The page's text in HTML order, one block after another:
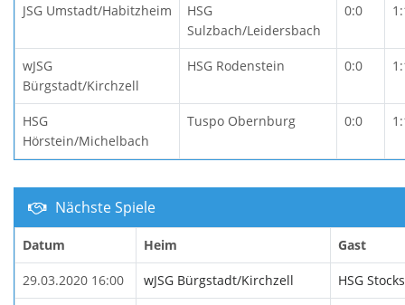
JSG Umstadt/Habitzheim
HSG
Sulzbach/Leidersbach
0:0
wJSG
Bürgstadt/Kirchzell
HSG Rodenstein 0:0
HSG
Hörstein/Michelbach
Tuspo Obernburg 0:0
Nächste Spiele
Datum Heim Gast
29.03.2020 16:00 wJSG Bürgstadt/Kirchzell HSG